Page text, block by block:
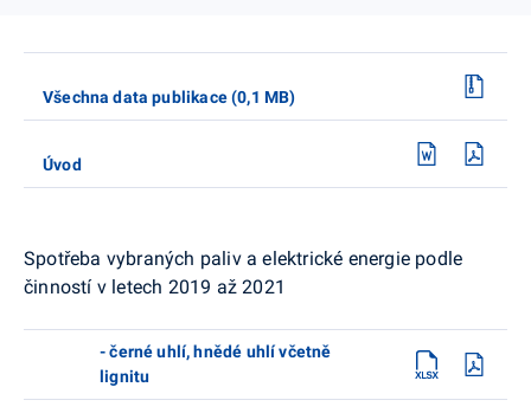
Všechna data publikace (0,1 MB)
Úvod
Spotřeba vybraných paliv a elektrické energie podle
činností v letech 2019 až 2021
- černé uhlí, hnědé uhlí včetně
lignitu